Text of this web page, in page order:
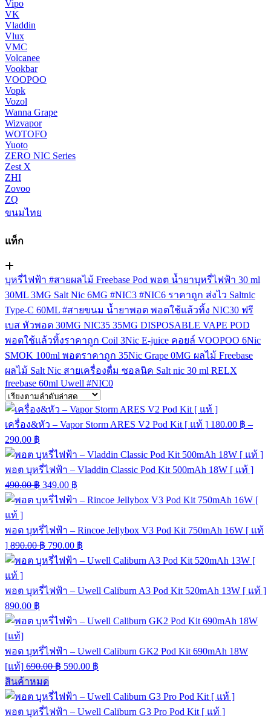
Vipo
VK
Vladdin
Vlux
VMC
Volcanee
Vookbar
VOOPOO
Vopk
Vozol
Wanna Grape
Wizvapor
WOTOFO
Yuoto
ZERO NIC Series
Zest X
ZHI
Zovoo
ZQ
ขนมไทย
แท็ก
บุหรี่ไฟฟ้า #สายผลไม้ Freebase Pod พอต น้ำยาบุหรี่ไฟฟ้า 30 ml
30ML 3MG Salt Nic 6MG #NIC3 #NIC6 ราคาถูก ส่งไว Saltnic
Type-C 60ML #สายขนม น้ำยาพอต พอตใช้แล้วทิ้ง NIC30 ฟรี
เบส หัวพอต 30MG NIC35 35MG DISPOSABLE VAPE POD
พอตใช้แล้วทิ้งราคาถูก Coil 3Nic E-juice คอยล์ VOOPOO 6Nic
SMOK 100ml พอตราคาถูก 35Nic Grape 0MG ผลไม้ Freebase
ผลไม้ Salt Nic สายเครื่องดื่ม ซอลนิค Salt nic 30 ml RELX
freebase 60ml Uwell #NIC0
เครื่อง&หัว – Vapor Storm ARES V2 Pod Kit [ แท้ ] 180.00 ฿ –
290.00 ฿
พอต บุหรี่ไฟฟ้า – Vladdin Classic Pod Kit 500mAh 18W [ แท้ ]
490.00฿ 349.00 ฿
พอต บุหรี่ไฟฟ้า – Rincoe Jellybox V3 Pod Kit 750mAh 16W [ แท้
] 890.00฿ 790.00 ฿
พอต บุหรี่ไฟฟ้า – Uwell Caliburn A3 Pod Kit 520mAh 13W [ แท้ ]
890.00 ฿
พอต บุหรี่ไฟฟ้า – Uwell Caliburn GK2 Pod Kit 690mAh 18W
[แท้] 690.00฿ 590.00 ฿
สินค้าหมด
พอต บุหรี่ไฟฟ้า – Uwell Caliburn G3 Pro Pod Kit [ แท้ ]